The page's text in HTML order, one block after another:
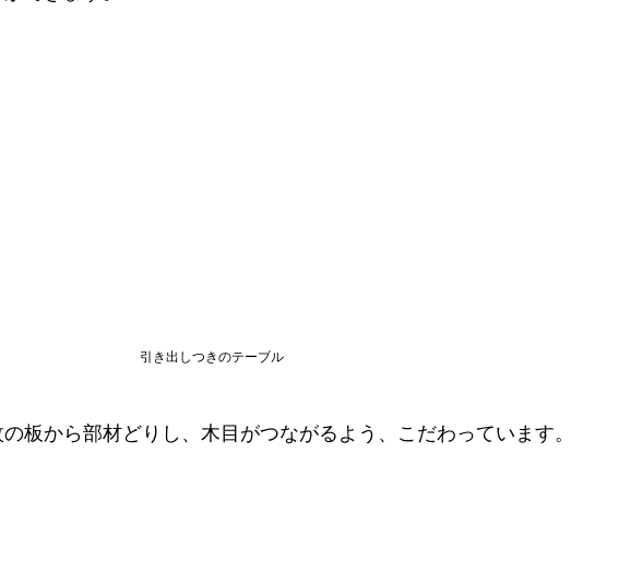
引き出しつきのテーブル
板から部材どりし、木目がつながるよう、こだわっています。